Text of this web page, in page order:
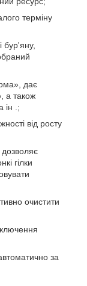
терміну
бур'яну,
дає
а також
ін .;
від росту
гілки
очистити
за